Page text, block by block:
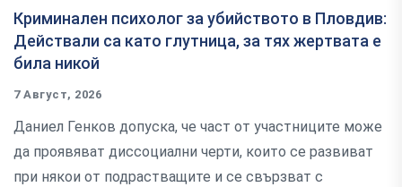
Криминален психолог за убийството в Пловдив:
Действали са като глутница, за тях жертвата е
била никой
7 Август, 2026
Даниел Генков допуска, че част от участниците може
да проявяват диссоциални черти, които се развиват
при някои от подрастващите и се свързват с